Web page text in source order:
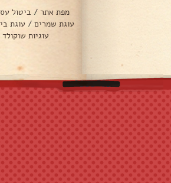
מפת אתר / ביטול
עוגת שמרים / עוגת
עוגיות